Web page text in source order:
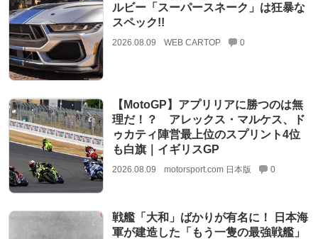
ルビー「スーパースネーク」は狂暴な
スペック!!
2026.08.09 WEB CARTOP 0
【MotoGP】アプリリアに勝つのは無
理だ！？ アレックス・マルケス、ド
ゥカティ陣営最上位のスプリント4位
も白旗｜イギリスGP
2026.08.09 motorsport.com 日本版 0
戦艦「大和」ばかりが有名に！ 日本海
軍が建造した「もう一隻の最強戦艦」